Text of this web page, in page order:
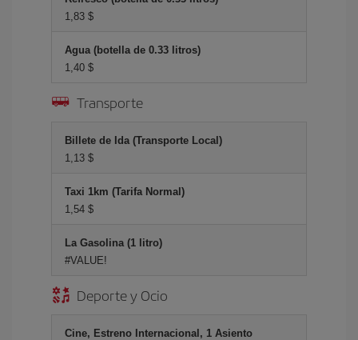
1,83 $
Agua (botella de 0.33 litros)
1,40 $
Transporte
Billete de Ida (Transporte Local)
1,13 $
Taxi 1km (Tarifa Normal)
1,54 $
La Gasolina (1 litro)
#VALUE!
Deporte y Ocio
Cine, Estreno Internacional, 1 Asiento